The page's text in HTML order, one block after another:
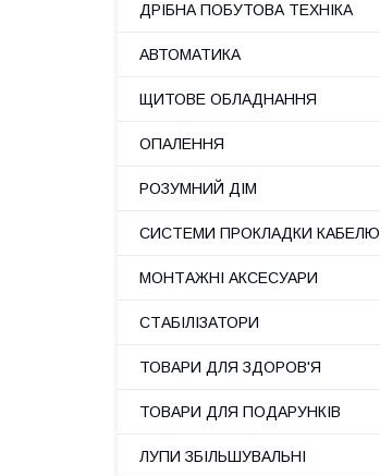
ДРІБНА ПОБУТОВА ТЕХНІКА
АВТОМАТИКА
ЩИТОВЕ ОБЛАДНАННЯ
ОПАЛЕННЯ
РОЗУМНИЙ ДІМ
СИСТЕМИ ПРОКЛАДКИ КАБЕЛЮ
МОНТАЖНІ АКСЕСУАРИ
СТАБІЛІЗАТОРИ
ТОВАРИ ДЛЯ ЗДОРОВ'Я
ТОВАРИ ДЛЯ ПОДАРУНКІВ
ЛУПИ ЗБІЛЬШУВАЛЬНІ